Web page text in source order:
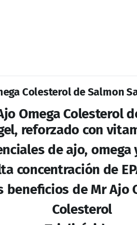
se toma el Mr Ajo
suficiente agua,
del Mr
de Salmon Salvaje
Extracto Oleoso de
Aceite de Olivo
Cardo Mariano
Diente de León